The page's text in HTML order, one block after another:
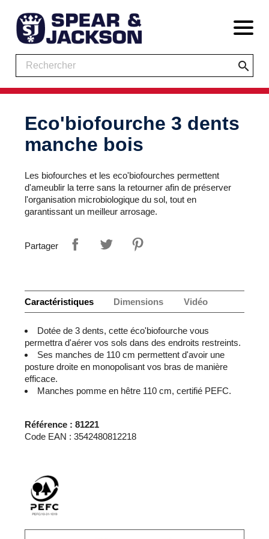
search
Eco'biofourche 3 dents
manche bois
Les biofourches et les eco'biofourches permettent
d'ameublir la terre sans la retourner afin de préserver
l'organisation microbiologique du sol, tout en
garantissant un meilleur arrosage.
Partager
Caractéristiques Dimensions Vidéo
Dotée de 3 dents, cette éco'biofourche vous
permettra d'aérer vos sols dans des endroits restreints.
Ses manches de 110 cm permettent d'avoir une
posture droite en monopolisant vos bras de manière
efficace.
Manches pomme en hêtre 110 cm, certifié PEFC.
Référence : 81221
Code EAN : 3542480812218